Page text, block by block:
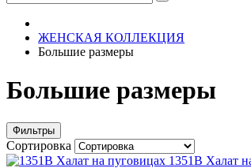
ЖЕНСКАЯ КОЛЛЕКЦИЯ
Большие размеры
Большие размеры
Фильтры
Сортировка
1351В Халат